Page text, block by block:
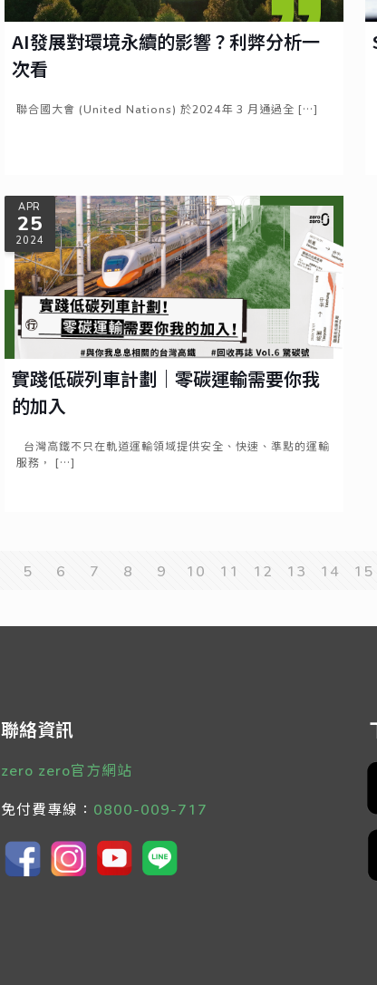
AI發展對環境永續的影響？利弊分析一
次看
聯合國大會 (United Nations) 於2024年 3 月通過全 […]
Read more
APR
25
2024
實踐低碳列車計劃｜零碳運輸需要你我
的加入
台灣高鐵不只在軌道運輸領域提供安全、快速、準點的運輸
服務，
[…]
5 6 7 8 9 10 11 12 13 14 15
聯絡資訊
zero zero官方網站
免付費專線： 0800-009-717